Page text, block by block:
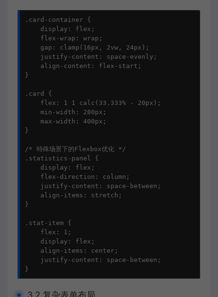
.card-container {
    display: flex;
    flex-wrap: wrap;
    gap: clamp(16px, 2vw, 24px);
    justify-content: space-evenly;
    align-content: flex-start;
}
.card {
    flex: 1 1 calc(33.333% - 20px);
    min-width: 280px;
    max-width: 400px;
}
/* 特殊场景下的Flexbox优化 */
.statistics-panel {
    display: flex;
    flex-direction: column;
    justify-content: space-between;
    align-items: stretch;
}
.stat-item {
    flex: 1;
    display: flex;
    align-items: center;
    justify-content: space-between;
}
3.2 复杂表单布局